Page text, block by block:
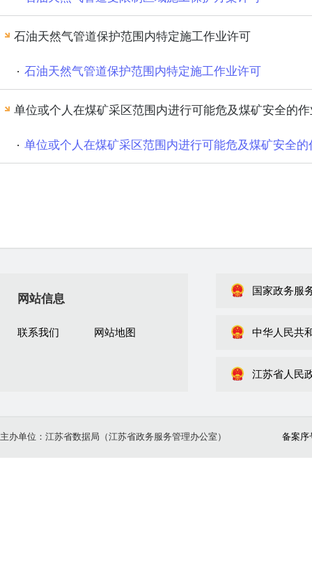
石油天然气管道保护范围内特定施工作业许可
石油天然气管道保护范围内特定施工作业许可
单位或个人在煤矿采区范围内进行可能危及煤矿安全的
单位或个人在煤矿采区范围内进行可能危及煤矿安全的
网站信息
联系我们 网站地图
国家政务服
中华人民共
江苏省人民
主办单位：江苏省数据局（江苏省政务服务管理办公室） 备案序